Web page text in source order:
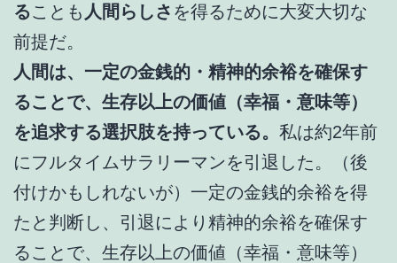
ることも 人間らしさ を得るために大変大切な
前提だ。
人間は、一定の金銭的・精神的余裕を確保す
ることで、生存以上の価値（幸福・意味等）
を追求する選択肢を持っている。 私は約2年前
にフルタイムサラリーマンを引退した。（後
付けかもしれないが）一定の金銭的余裕を得
たと判断し、引退により精神的余裕を確保す
ることで、生存以上の価値（幸福・意味等）